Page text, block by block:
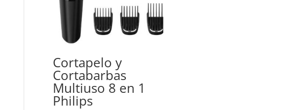
Cortapelo y
Cortabarbas
Multiuso 8 en 1
Philips